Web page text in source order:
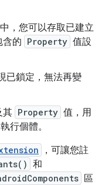
，您可以存取已建立
含的 Property 值設
已鎖定，無法再變
其 Property 值，用
執行個體。
，可讓您註
和
區